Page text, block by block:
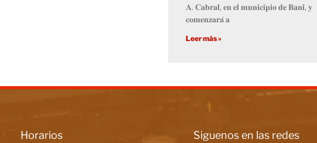
𝐀. 𝐂𝐚𝐛𝐫𝐚𝐥, 𝐞𝐧 𝐞𝐥 𝐦𝐮𝐧𝐢𝐜𝐢𝐩𝐢𝐨 𝐝𝐞 𝐁𝐚𝐧𝐢́, 𝐲
𝐜𝐨𝐦𝐞𝐧𝐳𝐚𝐫𝐚́ 𝐚
Leer más »
Horarios Siguenos en las redes